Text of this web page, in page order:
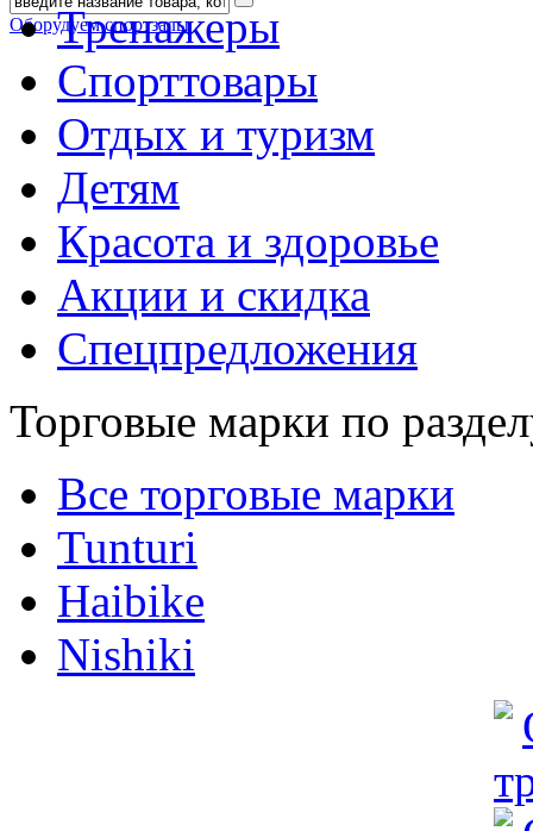
Оборудуем спортзалы
Тренажеры
Спорттовары
Отдых и туризм
Детям
Красота и здоровье
Акции и скидка
Спецпредложения
Торговые марки по
Все торговые марки
Tunturi
Haibike
Nishiki